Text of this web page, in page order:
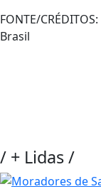
FONTE/CRÉDITOS:
Brasil
/ + Lidas/